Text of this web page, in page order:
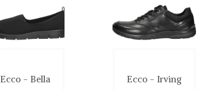
Ecco - Bella
Ecco - Irving